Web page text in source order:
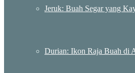
Jeruk: Buah Segar yang
Durian: Ikon Raja Buah di